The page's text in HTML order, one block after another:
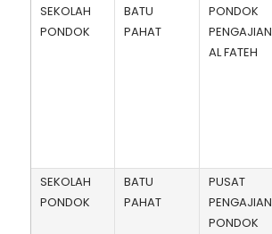
SEKOLAH
PONDOK
BATU
PAHAT
PONDOK
PENGAJIAN
AL FATEH
SEKOLAH
PONDOK
BATU
PAHAT
PUSAT
PENGAJIAN
PONDOK